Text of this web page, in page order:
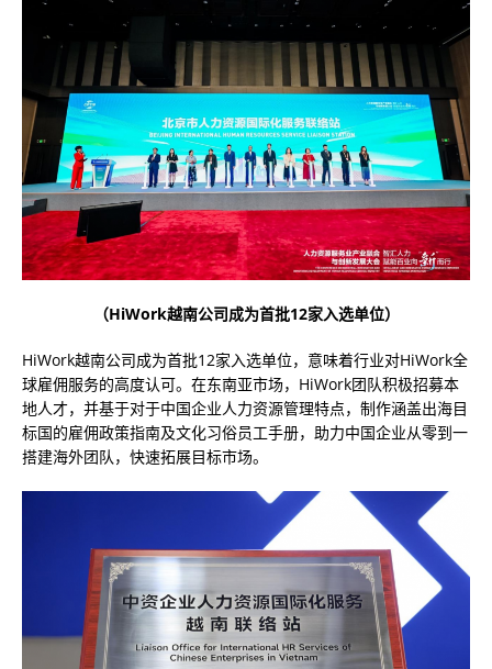
（HiWork越南公司成为首批12家入选单位）
HiWork越南公司成为首批12家入选单位，意味着行业对HiWork全
球雇佣服务的高度认可。在东南亚市场，HiWork团队积极招募本
地人才，并基于对于中国企业人力资源管理特点，制作涵盖出海目
标国的雇佣政策指南及文化习俗员工手册，助力中国企业从零到一
搭建海外团队，快速拓展目标市场。